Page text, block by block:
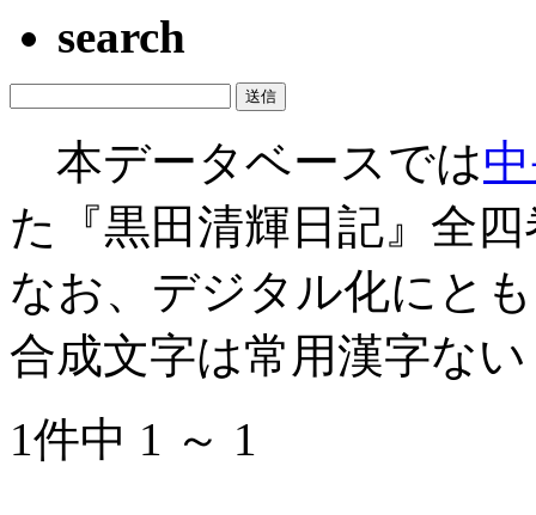
search
本データベースでは
た『黒田清輝日記』全
なお、デジタル化にと
合成文字は常用漢字な
1件中 1 ～ 1